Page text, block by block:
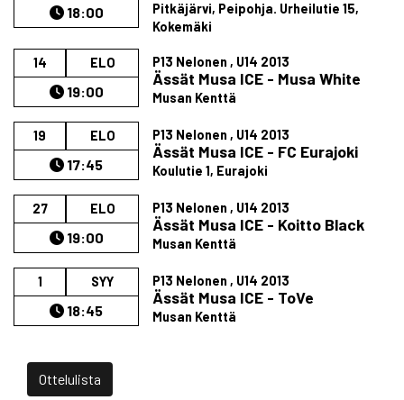
18:00
Pitkäjärvi, Peipohja. ​Urheilutie 15,
Kokemäki
14 ELO
19:00
P13 Nelonen , U14 2013
Ässät Musa ICE - Musa White
Musan Kenttä
19 ELO
17:45
P13 Nelonen , U14 2013
Ässät Musa ICE - FC Eurajoki
Koulutie 1, Eurajoki
27 ELO
19:00
P13 Nelonen , U14 2013
Ässät Musa ICE - Koitto Black
Musan Kenttä
1 SYY
18:45
P13 Nelonen , U14 2013
Ässät Musa ICE - ToVe
Musan Kenttä
Ottelulista